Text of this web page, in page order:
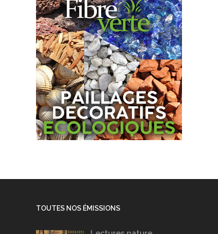
TOUTES NOS ÉMISSIONS